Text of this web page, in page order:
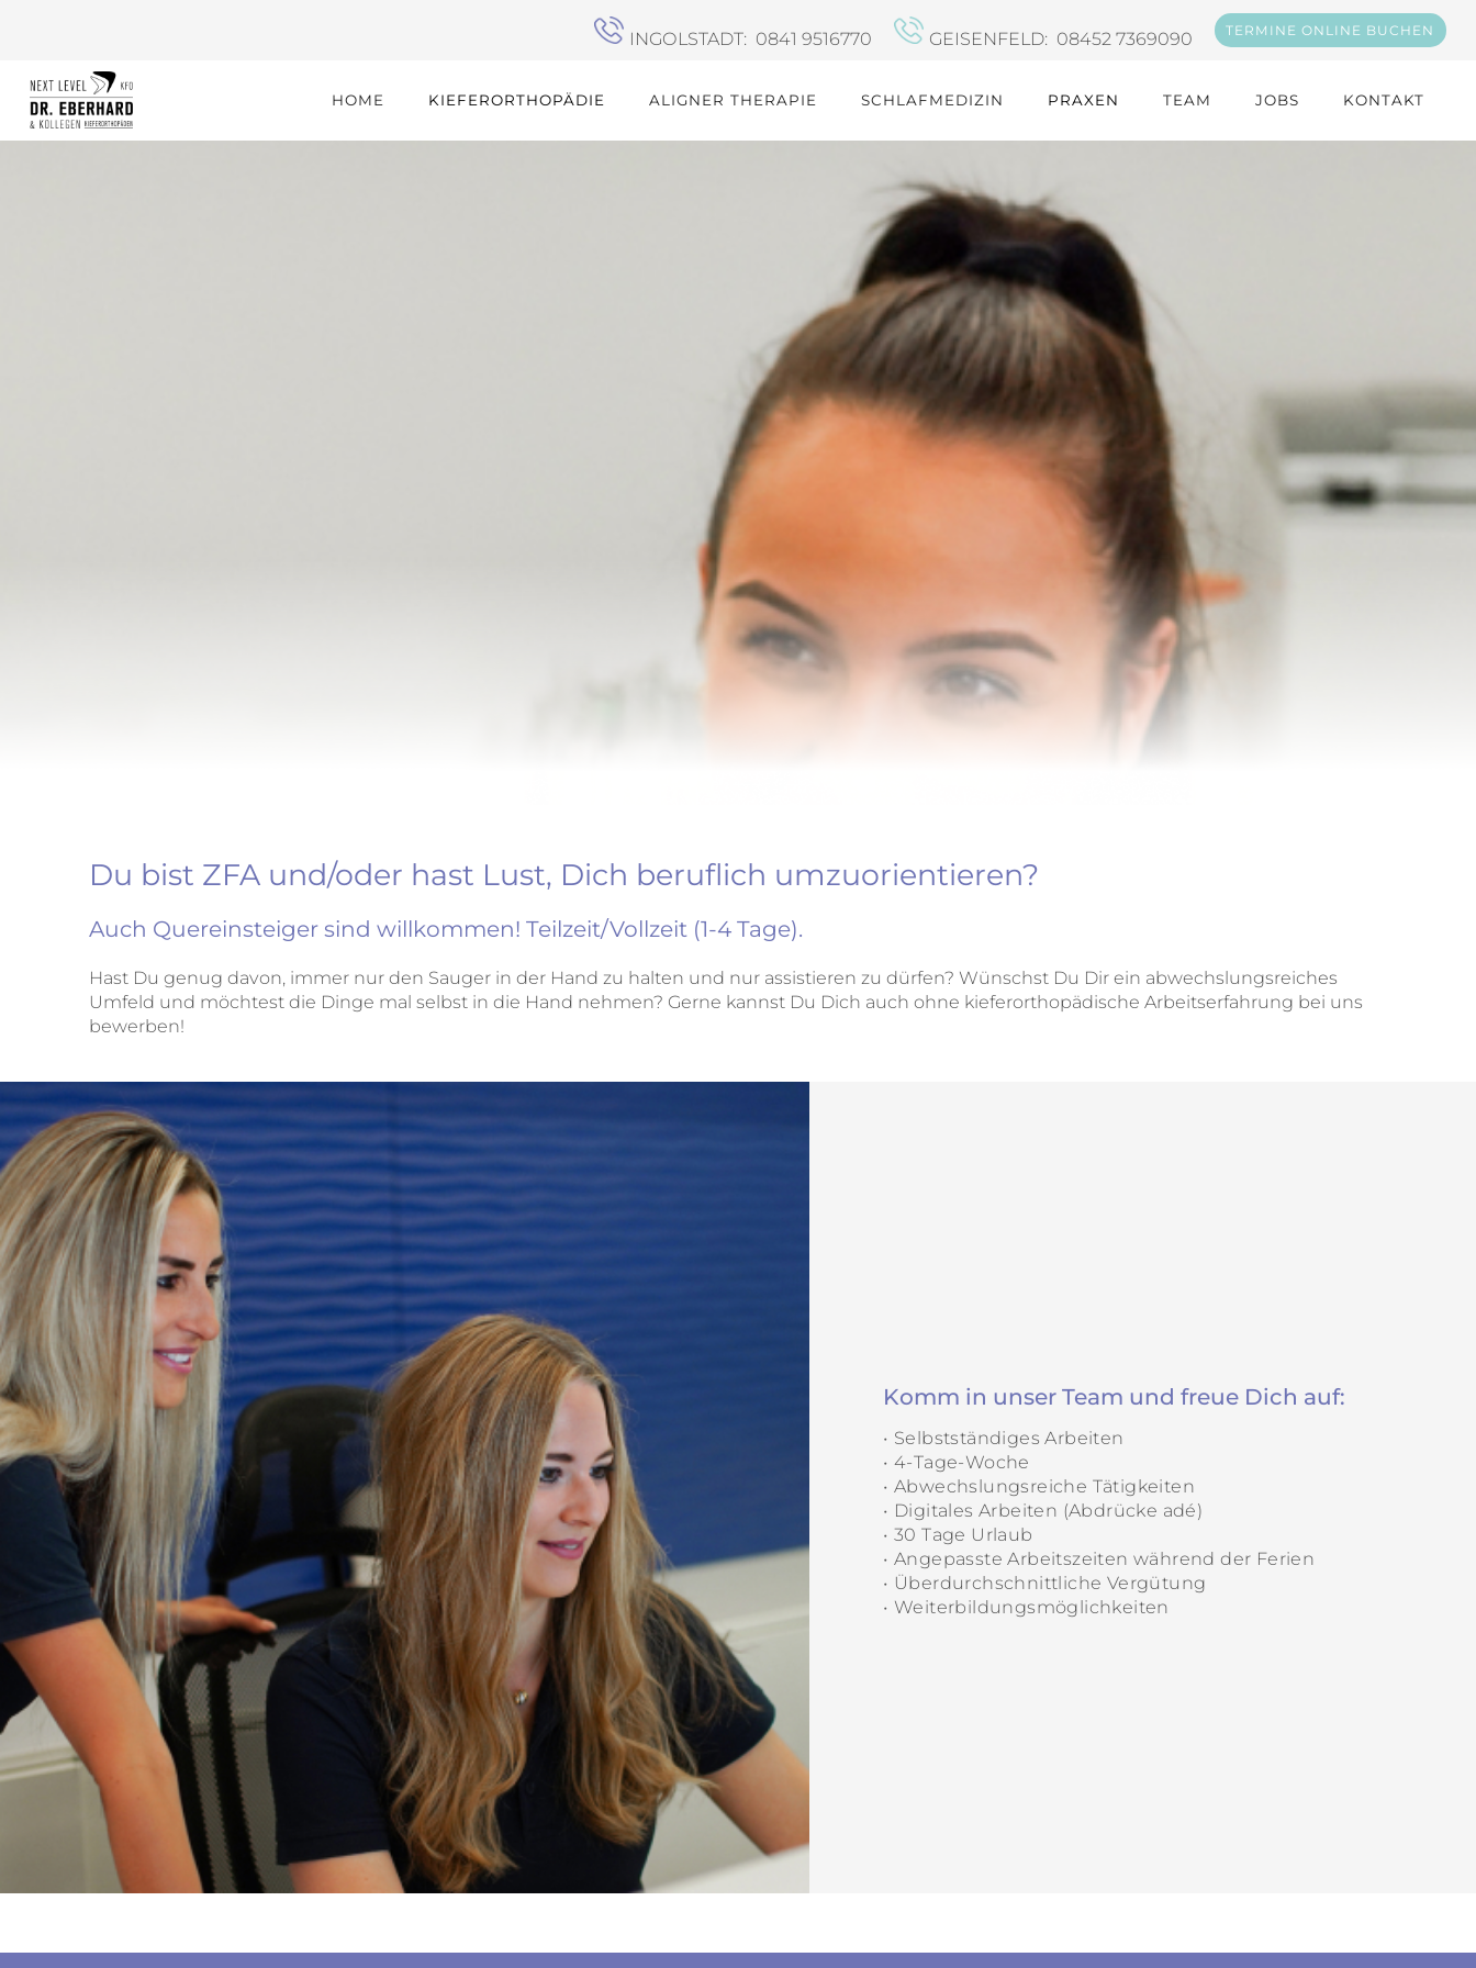
INGOLSTADT: 0841 9516770 GEISENFELD: 08452 7369090 TERMINE ONLINE BUCHEN
HOME KIEFERORTHOPÄDIE ALIGNER THERAPIE SCHLAFMEDIZIN PRAXEN TEAM JOBS KONTAKT
Du bist ZFA und/oder hast Lust, Dich beruflich umzuorientieren?
Auch Quereinsteiger sind willkommen! Teilzeit/Vollzeit (1-4 Tage).
Hast Du genug davon, immer nur den Sauger in der Hand zu halten und nur assistieren zu dürfen? Wünschst Du Dir ein abwechslungsreiches
Umfeld und möchtest die Dinge mal selbst in die Hand nehmen? Gerne kannst Du Dich auch ohne kieferorthopädische Arbeitserfahrung bei uns
bewerben!
Komm in unser Team und freue Dich auf:
• Selbstständiges Arbeiten
• 4-Tage-Woche
• Abwechslungsreiche Tätigkeiten
• Digitales Arbeiten (Abdrücke adé)
• 30 Tage Urlaub
• Angepasste Arbeitszeiten während der Ferien
• Überdurchschnittliche Vergütung
• Weiterbildungsmöglichkeiten